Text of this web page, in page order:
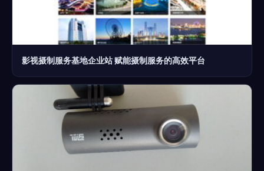
影视摄制服务基地企业站 赋能摄制服务的高效平台